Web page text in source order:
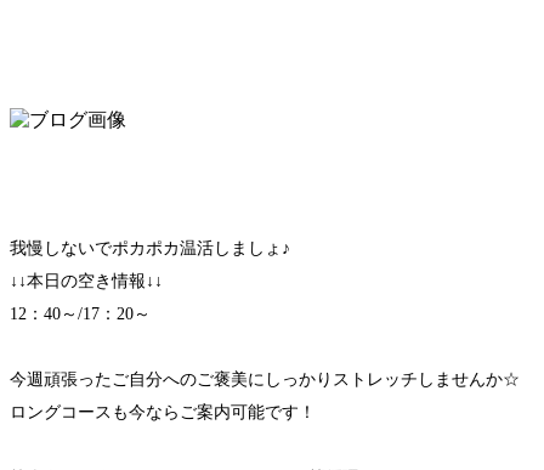
我慢しないでポカポカ温活しましょ♪
↓↓本日の空き情報↓↓
12：40～/17：20～
今週頑張ったご自分へのご褒美にしっかりストレッチしませんか☆
ロングコースも今ならご案内可能です！